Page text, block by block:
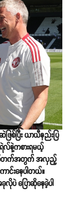
စ်ပြီး ယာယီနည်းပြ
လ်နဲ့ကစားရမယ့်
က်တက်အတွက် အလှည့်
ာင်းနေပါတယ်။
ပဲ ပြောဆိုနေခဲ့ပါ